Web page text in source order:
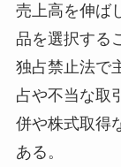
売上高を伸ば
品を選択する
独占禁止法で
占や不当な取
併や株式取得
ある。